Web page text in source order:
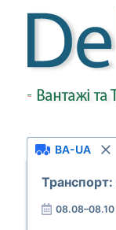
BA-UA
Транспорт:
08.08–08.10